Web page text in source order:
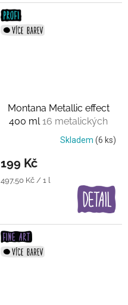
Montana Metallic effect
400 ml16 metalických
barevSkladem (6 ks)
199 Kč
Měrná
497,50 Kč / 1 l